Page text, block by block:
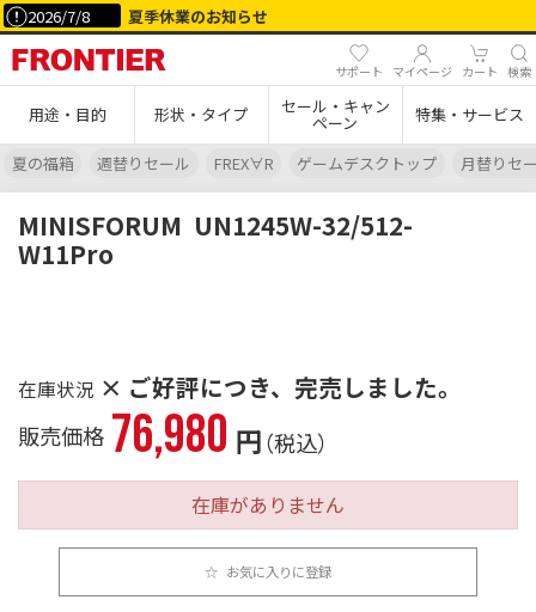
2026/7/8 夏季休業のお知らせ
サポート マイページ カート 検索
用途・目的 形状・タイプ セール・キャン
ペーン 特集・サービス
夏の福箱 週替りセール FREX∀R ゲームデスクトップ 月替りセ
MINISFORUM UN1245W-32/512-
W11Pro
× ご好評につき、完売しました。
販売価格 76,980 円（税込）
在庫がありません
お気に入りに登録